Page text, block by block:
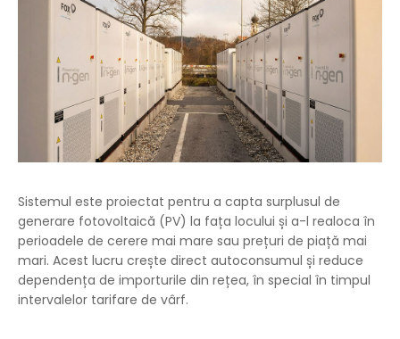
Sistemul este proiectat pentru a capta surplusul de
generare fotovoltaică (PV) la fața locului și a-l realoca în
perioadele de cerere mai mare sau prețuri de piață mai
mari. Acest lucru crește direct autoconsumul și reduce
dependența de importurile din rețea, în special în timpul
intervalelor tarifare de vârf.